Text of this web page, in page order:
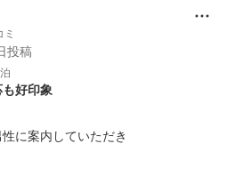
投稿
好印象
に案内していただき